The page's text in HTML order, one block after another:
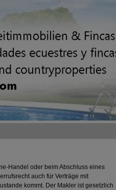
Handel oder beim Abschluss eines
auch für Verträge mit
kommt. Der Makler ist gesetzlich